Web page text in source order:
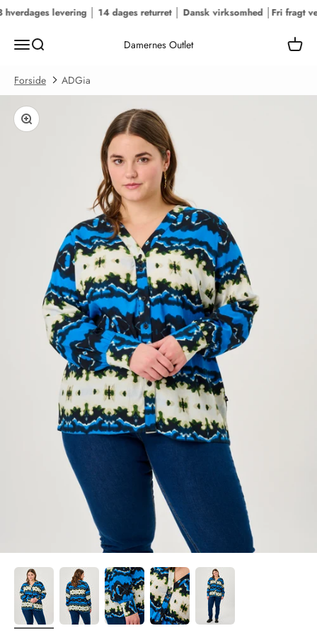
Spring til indholdlevering │ 14 dages returret │ Dansk virksomhed │Fri fragt
MenuSøg Damernes Outlet Kurv
Forside ADGia
Zoom